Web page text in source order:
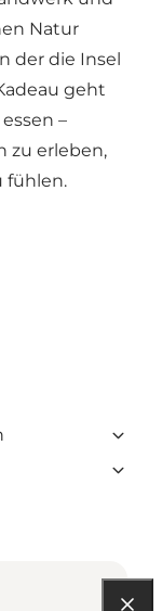
Natur
der die Insel
geht
–
zu erleben,
fühlen.